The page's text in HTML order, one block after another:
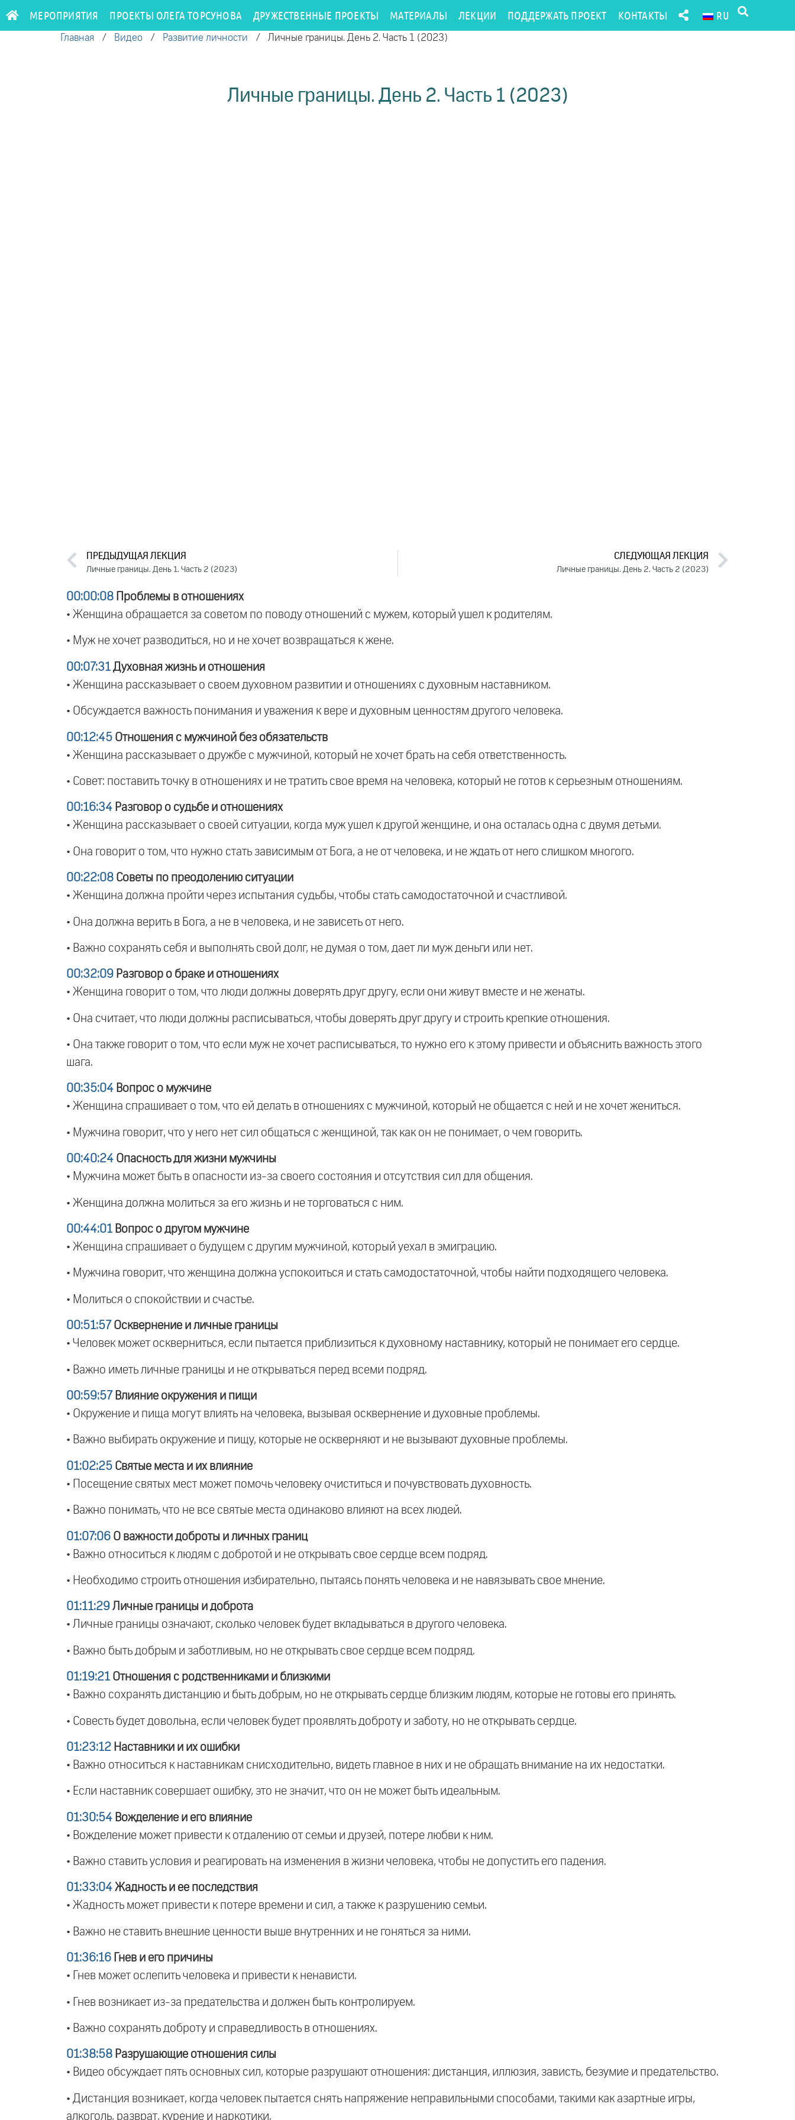
МЕРОПРИЯТИЯ ПРОЕКТЫ ОЛЕГА ТОРСУНОВА ДРУЖЕСТВЕННЫЕ ПРОЕКТЫ МАТЕРИАЛЫ ЛЕКЦИИ ПОДДЕРЖАТЬ ПРОЕКТ КОНТАКТЫ RU
Главная / Видео / Развитие личности / Личные границы. День 2. Часть 1 (2023)
Личные границы. День 2. Часть 1 (2023)
ПРЕДЫДУЩАЯ ЛЕКЦИЯ
Личные границы. День 1. Часть 2 (2023)
СЛЕДУЮЩАЯ ЛЕКЦИЯ
Личные границы. День 2. Часть 2 (2023)
00:00:08 Проблемы в отношениях
• Женщина обращается за советом по поводу отношений с мужем, который ушел к родителям.
• Муж не хочет разводиться, но и не хочет возвращаться к жене.
00:07:31 Духовная жизнь и отношения
• Женщина рассказывает о своем духовном развитии и отношениях с духовным наставником.
• Обсуждается важность понимания и уважения к вере и духовным ценностям другого человека.
00:12:45 Отношения с мужчиной без обязательств
• Женщина рассказывает о дружбе с мужчиной, который не хочет брать на себя ответственность.
• Совет: поставить точку в отношениях и не тратить свое время на человека, который не готов к серьезным отношениям.
00:16:34 Разговор о судьбе и отношениях
• Женщина рассказывает о своей ситуации, когда муж ушел к другой женщине, и она осталась одна с двумя детьми.
• Она говорит о том, что нужно стать зависимым от Бога, а не от человека, и не ждать от него слишком многого.
00:22:08 Советы по преодолению ситуации
• Женщина должна пройти через испытания судьбы, чтобы стать самодостаточной и счастливой.
• Она должна верить в Бога, а не в человека, и не зависеть от него.
• Важно сохранять себя и выполнять свой долг, не думая о том, дает ли муж деньги или нет.
00:32:09 Разговор о браке и отношениях
• Женщина говорит о том, что люди должны доверять друг другу, если они живут вместе и не женаты.
• Она считает, что люди должны расписываться, чтобы доверять друг другу и строить крепкие отношения.
• Она также говорит о том, что если муж не хочет расписываться, то нужно его к этому привести и объяснить важность этого
шага.
00:35:04 Вопрос о мужчине
• Женщина спрашивает о том, что ей делать в отношениях с мужчиной, который не общается с ней и не хочет жениться.
• Мужчина говорит, что у него нет сил общаться с женщиной, так как он не понимает, о чем говорить.
00:40:24 Опасность для жизни мужчины
• Мужчина может быть в опасности из-за своего состояния и отсутствия сил для общения.
• Женщина должна молиться за его жизнь и не торговаться с ним.
00:44:01 Вопрос о другом мужчине
• Женщина спрашивает о будущем с другим мужчиной, который уехал в эмиграцию.
• Мужчина говорит, что женщина должна успокоиться и стать самодостаточной, чтобы найти подходящего человека.
• Молиться о спокойствии и счастье.
00:51:57 Осквернение и личные границы
• Человек может оскверниться, если пытается приблизиться к духовному наставнику, который не понимает его сердце.
• Важно иметь личные границы и не открываться перед всеми подряд.
00:59:57 Влияние окружения и пищи
• Окружение и пища могут влиять на человека, вызывая осквернение и духовные проблемы.
• Важно выбирать окружение и пищу, которые не оскверняют и не вызывают духовные проблемы.
01:02:25 Святые места и их влияние
• Посещение святых мест может помочь человеку очиститься и почувствовать духовность.
• Важно понимать, что не все святые места одинаково влияют на всех людей.
01:07:06 О важности доброты и личных границ
• Важно относиться к людям с добротой и не открывать свое сердце всем подряд.
• Необходимо строить отношения избирательно, пытаясь понять человека и не навязывать свое мнение.
01:11:29 Личные границы и доброта
• Личные границы означают, сколько человек будет вкладываться в другого человека.
• Важно быть добрым и заботливым, но не открывать свое сердце всем подряд.
01:19:21 Отношения с родственниками и близкими
• Важно сохранять дистанцию и быть добрым, но не открывать сердце близким людям, которые не готовы его принять.
• Совесть будет довольна, если человек будет проявлять доброту и заботу, но не открывать сердце.
01:23:12 Наставники и их ошибки
• Важно относиться к наставникам снисходительно, видеть главное в них и не обращать внимание на их недостатки.
• Если наставник совершает ошибку, это не значит, что он не может быть идеальным.
01:30:54 Вожделение и его влияние
• Вожделение может привести к отдалению от семьи и друзей, потере любви к ним.
• Важно ставить условия и реагировать на изменения в жизни человека, чтобы не допустить его падения.
01:33:04 Жадность и ее последствия
• Жадность может привести к потере времени и сил, а также к разрушению семьи.
• Важно не ставить внешние ценности выше внутренних и не гоняться за ними.
01:36:16 Гнев и его причины
• Гнев может ослепить человека и привести к ненависти.
• Гнев возникает из-за предательства и должен быть контролируем.
• Важно сохранять доброту и справедливость в отношениях.
01:38:58 Разрушающие отношения силы
• Видео обсуждает пять основных сил, которые разрушают отношения: дистанция, иллюзия, зависть, безумие и предательство.
• Дистанция возникает, когда человек пытается снять напряжение неправильными способами, такими как азартные игры,
алкоголь, разврат, курение и наркотики.